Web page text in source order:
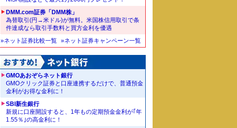
DMM.com証券「DMM株」
為替取引(円→米ドル)が無料。米国株信用取引で条
件達成なら取引手数料と買方金利を優遇
»ネット証券比較一覧 »ネット証券キャンペーン一覧
GMOあおぞらネット銀行
GMOクリック証券と口座連携するだけで、普通預金
金利がお得な金利に！
SBI新生銀行
新規に口座開設すると、1年もの定期預金金利が｢年
1.55％｣の高金利に！